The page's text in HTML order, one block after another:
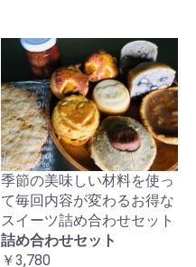
季節の美味しい材料を使っ
て毎回内容が変わるお得な
スイーツ詰め合わせセット
詰め合わせセット
￥3,780